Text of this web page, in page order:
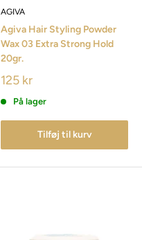
AGIVA
Agiva Hair Styling Powder
Wax 03 Extra Strong Hold
20gr.
125 kr
På lager
Tilføj til kurv